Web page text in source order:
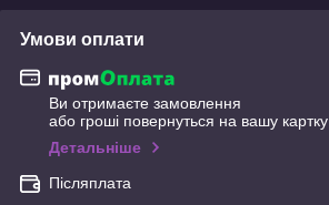
Умови оплати
Ви отримаєте замовлення
або гроші повернуться на вашу картку
Детальніше
Післяплата